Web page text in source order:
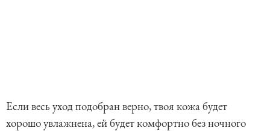
Если весь уход подобран верно, твоя кожа будет
хорошо увлажнена, ей будет комфортно без ночного